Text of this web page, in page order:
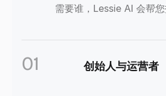
需要谁，Lessie AI 会帮您
01 创始人与运营者